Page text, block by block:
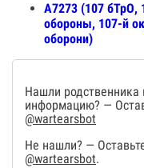
А7273 (107 бТрО,
обороны, 107-й
оборони)
Нашли родственника
информацию? —
@wartearsbot
Не нашли? —
@wartearsbot.